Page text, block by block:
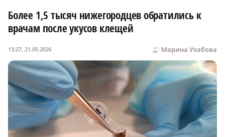
Более 1,5 тысяч нижегородцев обратились к
врачам после укусов клещей
Марина Ухабова
13:27, 21.05.2026